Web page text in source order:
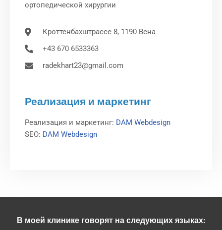
ортопедической хирургии
Кроттенбахштрассе 8, 1190 Вена
+43 670 6533363
radekhart23@gmail.com
Реализация и маркетинг
Реализация и маркетинг: DAM Webdesign
SEO: DAM Webdesign
В моей клинике говорят на следующих языках: